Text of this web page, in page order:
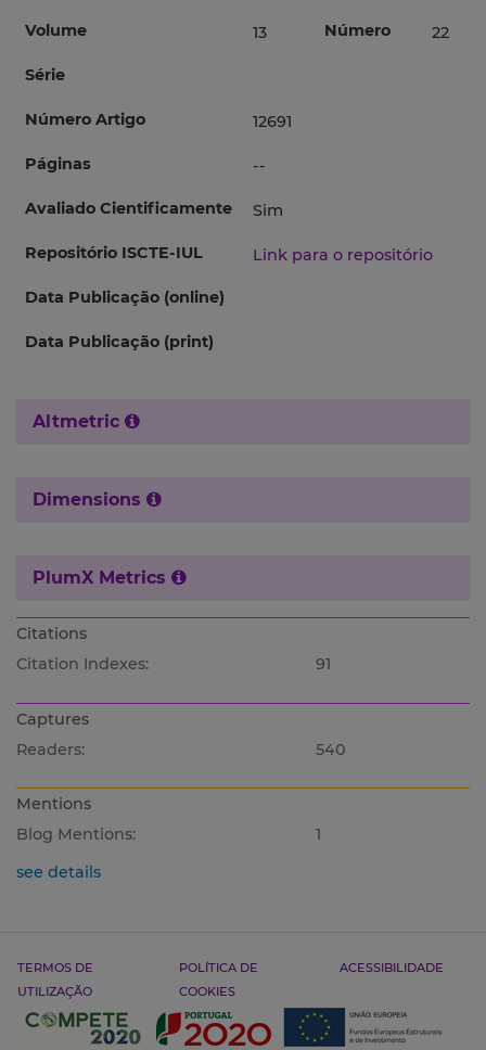
Volume 13 Número 22
Série
Número Artigo 12691
Páginas --
Avaliado Cientificamente Sim
Repositório ISCTE-IUL Link para o repositório
Data Publicação (online)
Data Publicação (print)
Altmetric
Dimensions
PlumX Metrics
Citations
Citation Indexes:
91
Captures
Readers:
540
Mentions
Blog Mentions:
1
see details
TERMOS DE
UTILIZAÇÃO
POLÍTICA DE
COOKIES
ACESSIBILIDADE